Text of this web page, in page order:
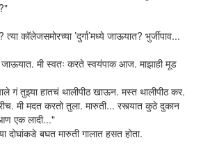
कॉलेजसमोरच्या ’दुर्गा’मध्ये जाऊयात? भुर्जीपाव...
मी स्वतः करते स्वयंपाक आज. माझाही मूड
गं तुझ्या हातचं थालीपीठ खाऊन. मस्त थालीपीठ कर.
मी मदत करतो तुला. मारुती... रस्त्यात कुठे दुकान
एक लादी..."
दोघांकडे बघत मारुती गालात हसत होता.